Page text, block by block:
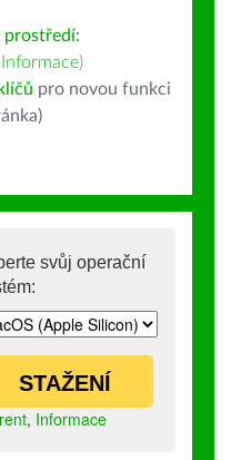
prostředí:
Informace)
pro novou funkci
svůj operační
STAŽENÍ
, Informace